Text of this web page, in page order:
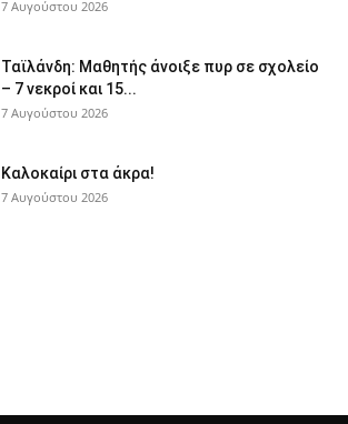
7 Αυγούστου 2026
Ταϊλάνδη: Μαθητής άνοιξε πυρ σε σχολείο
– 7 νεκροί και 15...
7 Αυγούστου 2026
Καλοκαίρι στα άκρα!
7 Αυγούστου 2026